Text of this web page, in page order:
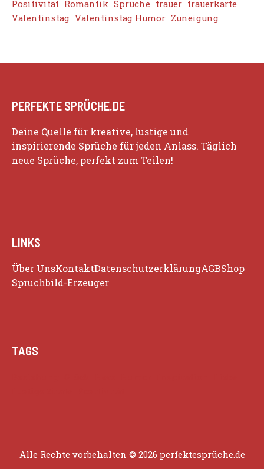
Positivität Romantik Sprüche trauer trauerkarte
Valentinstag Valentinstag Humor Zuneigung
PERFEKTE SPRÜCHE.DE
Deine Quelle für kreative, lustige und
inspirierende Sprüche für jeden Anlass. Täglich
neue Sprüche, perfekt zum Teilen!
LINKS
Über UnsKontaktDatenschutzerklärungAGBShop
Spruchbild-Erzeuger
TAGS
Alle Rechte vorbehalten © 2026 perfektesprüche.de